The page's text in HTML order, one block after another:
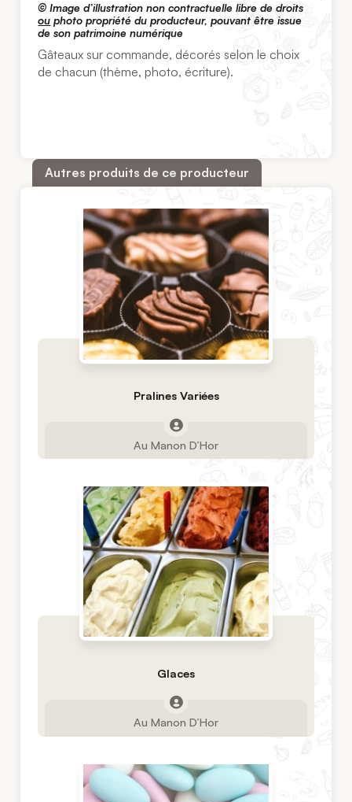
© Image d’illustration non contractuelle libre de droits
ou photo propriété du producteur, pouvant être issue
de son patrimoine numérique
Gâteaux sur commande, décorés selon le choix
de chacun (thème, photo, écriture).
Autres produits de ce producteur
Pralines Variées
Au Manon D’Hor
Glaces
Au Manon D’Hor